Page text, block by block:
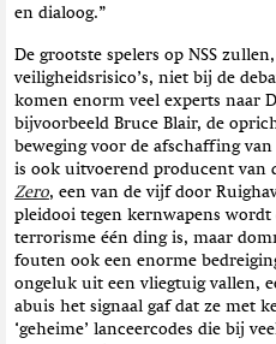
en dialoog.”
De grootste spelers op NSS
veiligheidsrisico’s, niet bij de
komen enorm veel experts naar
bijvoorbeeld Bruce Blair, de
beweging voor de afschaffing
is ook uitvoerend producent van
Zero, een van de vijf door
pleidooi tegen kernwapens
terrorisme één ding is, maar
fouten ook een enorme
ongeluk uit een vliegtuig vallen,
abuis het signaal gaf dat ze met
‘geheime’ lanceercodes die bij